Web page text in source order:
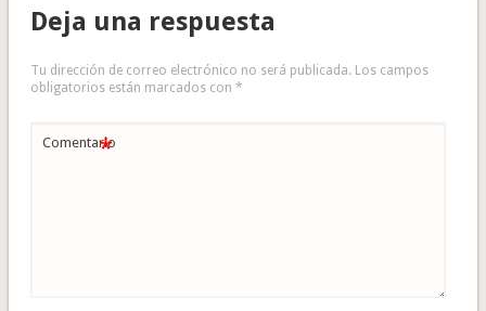
Deja una respuesta
Tu dirección de correo electrónico no será publicada. Los campos
obligatorios están marcados con *
Comentario
*